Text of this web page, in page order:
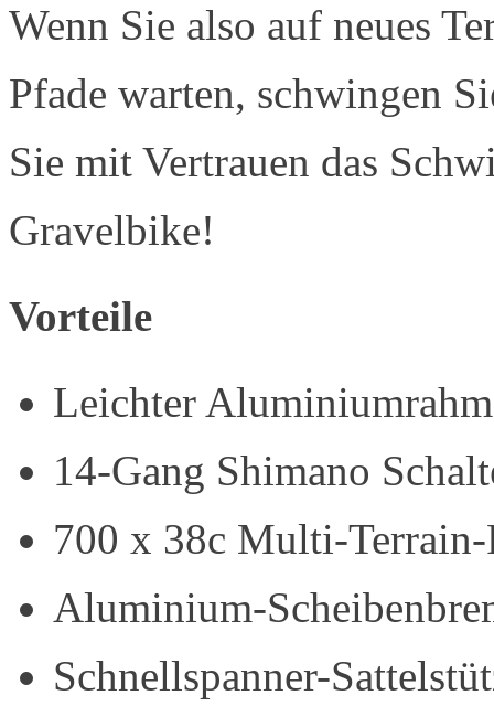
Wenn Sie also auf neues
Pfade warten, schwingen
Sie mit Vertrauen das
Gravelbike!
Vorteile
Leichter
14-Gang Shimano
700 x 38c Multi-
Aluminium-
Schnellspanner-